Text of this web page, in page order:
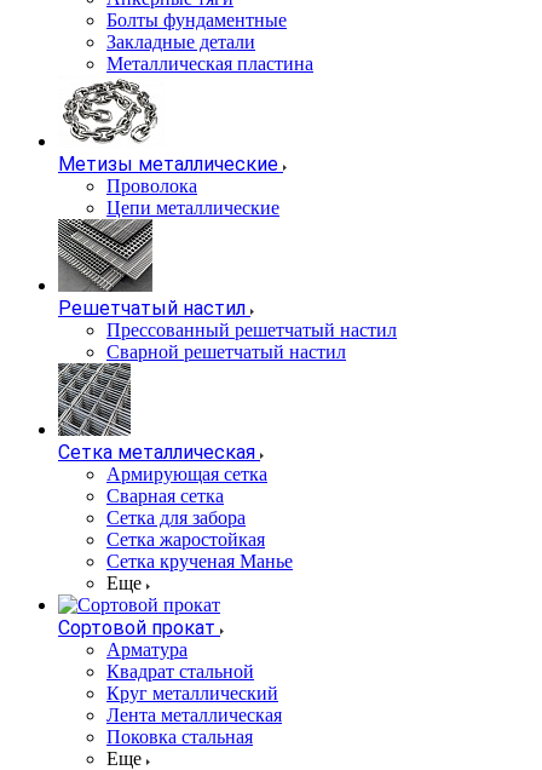
Болты фундаментные
Закладные детали
Металлическая пластина
Метизы металлические
Проволока
Цепи металлические
Решетчатый настил
Прессованный решетчатый настил
Сварной решетчатый настил
Сетка металлическая
Армирующая сетка
Сварная сетка
Сетка для забора
Сетка жаростойкая
Сетка крученая Манье
Еще
Сортовой прокат
Арматура
Квадрат стальной
Круг металлический
Лента металлическая
Поковка стальная
Еще